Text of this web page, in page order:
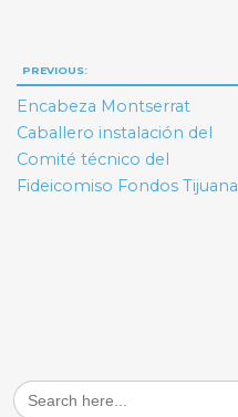
Navegación
de
entradas
PREVIOUS:
Encabeza Montserrat
Caballero instalación del
Comité técnico del
Fideicomiso Fondos Tijuana
Search
for: